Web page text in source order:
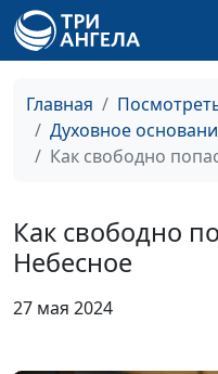
Главная
Духовное
Как свободно
Как свободно
Небесное
27 мая 2024
сыне
Тайны тайной вечери
Самое лучшее
образование — какое
Что значит быть
свободным во Христе?
человека — это